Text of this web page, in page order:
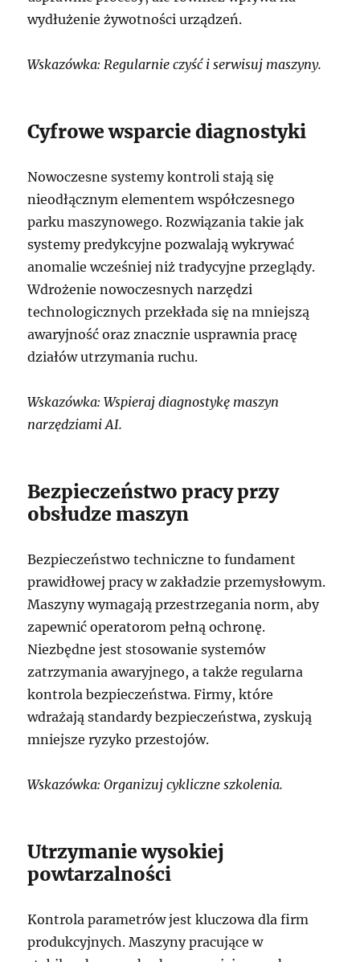
wydłużenie żywotności urządzeń.
Wskazówka: Regularnie czyść i serwisuj maszyny.
Cyfrowe wsparcie diagnostyki
Nowoczesne systemy kontroli stają się
nieodłącznym elementem współczesnego
parku maszynowego. Rozwiązania takie jak
systemy predykcyjne pozwalają wykrywać
anomalie wcześniej niż tradycyjne przeglądy.
Wdrożenie nowoczesnych narzędzi
technologicznych przekłada się na mniejszą
awaryjność oraz znacznie usprawnia pracę
działów utrzymania ruchu.
Wskazówka: Wspieraj diagnostykę maszyn
narzędziami AI.
Bezpieczeństwo pracy przy
obsłudze maszyn
Bezpieczeństwo techniczne to fundament
prawidłowej pracy w zakładzie przemysłowym.
Maszyny wymagają przestrzegania norm, aby
zapewnić operatorom pełną ochronę.
Niezbędne jest stosowanie systemów
zatrzymania awaryjnego, a także regularna
kontrola bezpieczeństwa. Firmy, które
wdrażają standardy bezpieczeństwa, zyskują
mniejsze ryzyko przestojów.
Wskazówka: Organizuj cykliczne szkolenia.
Utrzymanie wysokiej
powtarzalności
Kontrola parametrów jest kluczowa dla firm
produkcyjnych. Maszyny pracujące w